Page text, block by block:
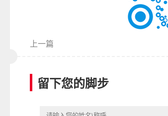
上一篇
留下您的脚步